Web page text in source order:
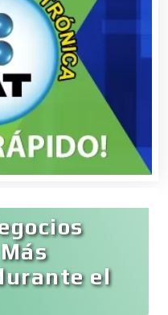
el